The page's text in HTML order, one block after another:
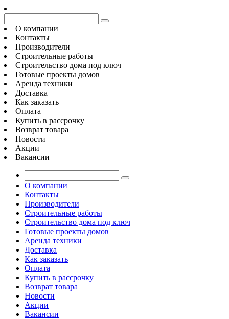
О компании
Контакты
Производители
Строительные работы
Строительство дома под ключ
Готовые проекты домов
Аренда техники
Доставка
Как заказать
Оплата
Купить в рассрочку
Возврат товара
Новости
Акции
Вакансии
О компании
Контакты
Производители
Строительные работы
Строительство дома под ключ
Готовые проекты домов
Аренда техники
Доставка
Как заказать
Оплата
Купить в рассрочку
Возврат товара
Новости
Акции
Вакансии